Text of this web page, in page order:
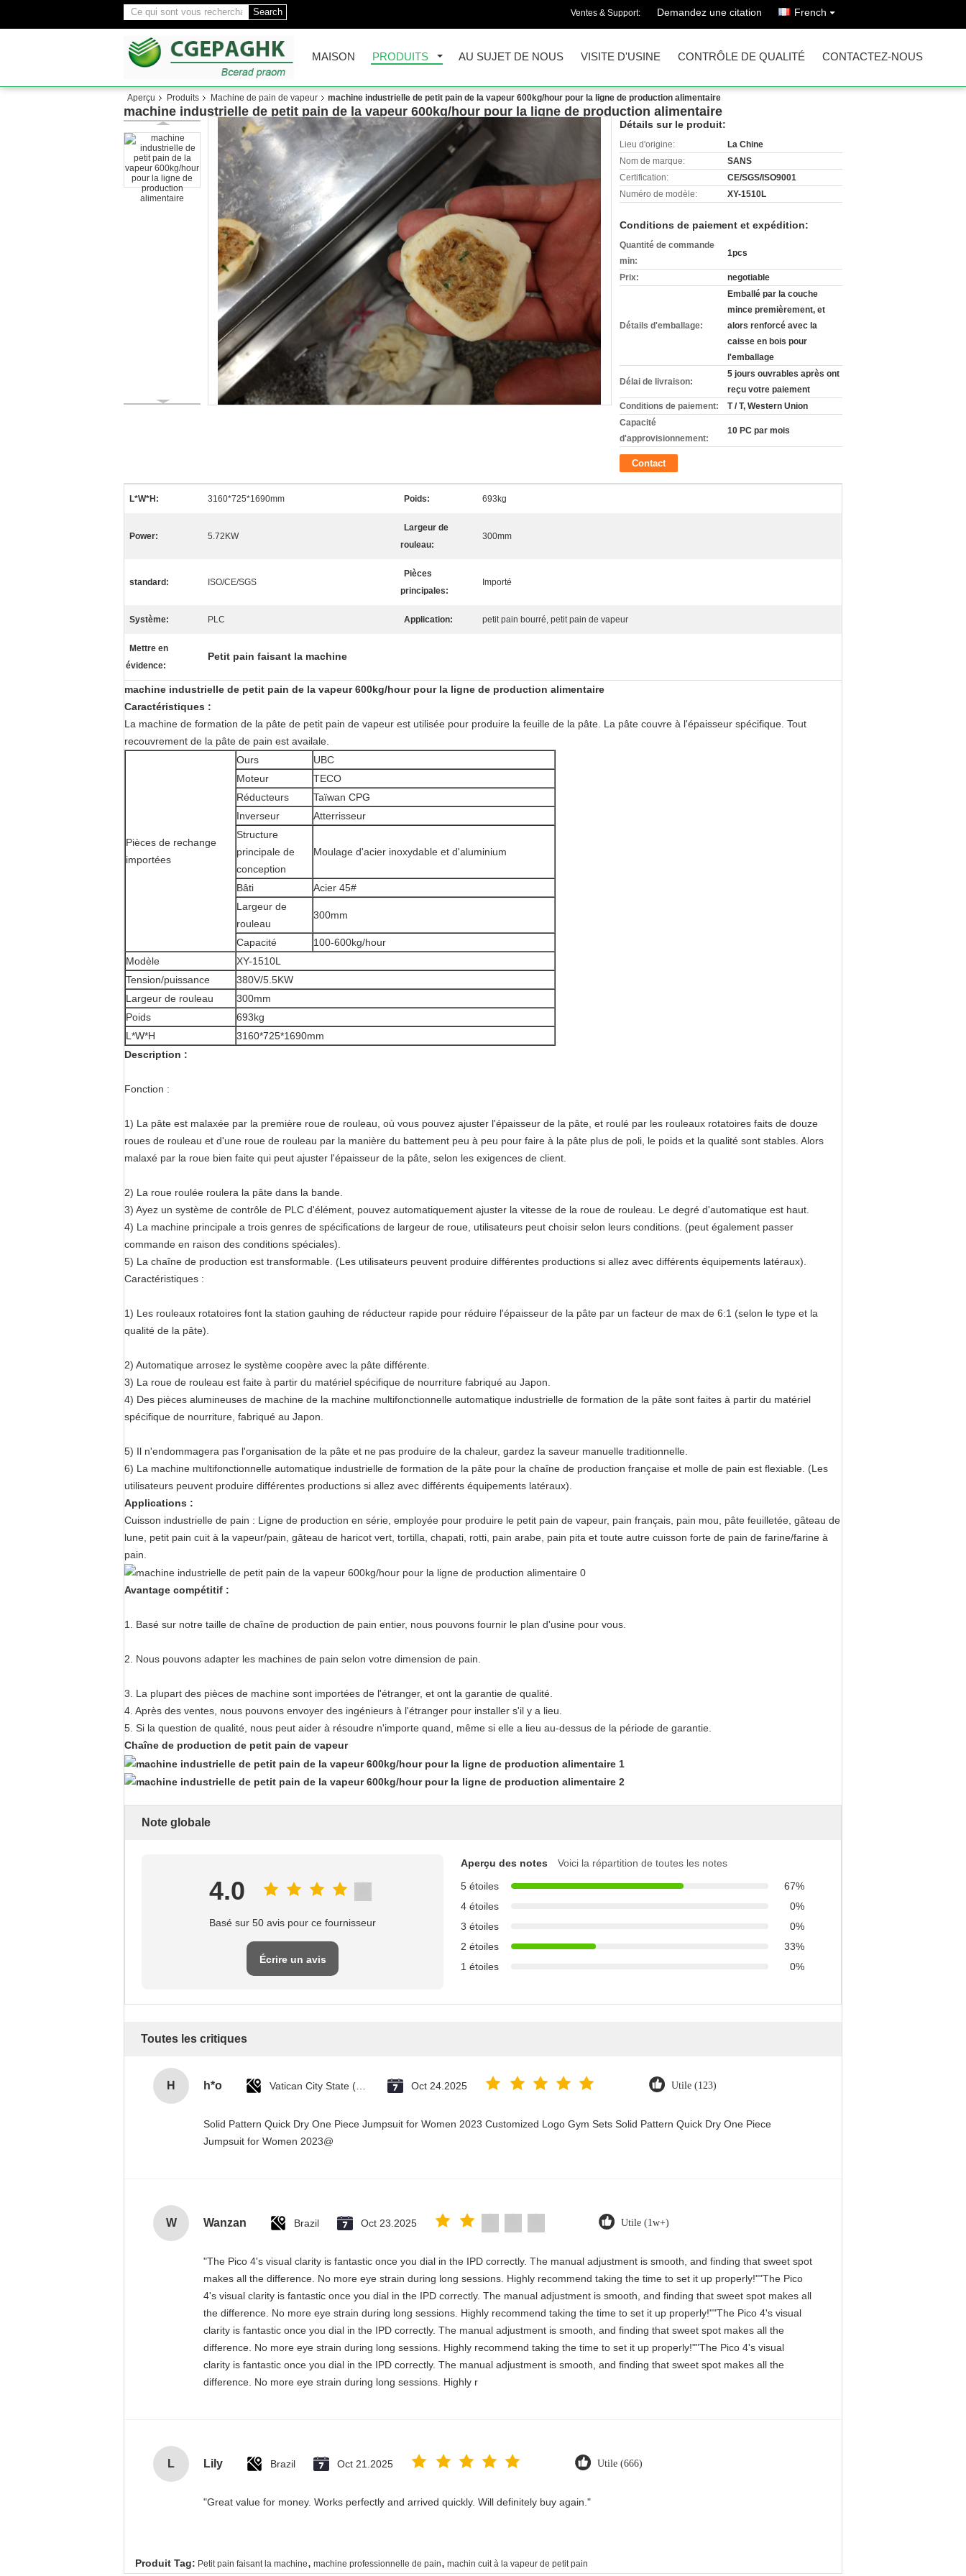
Search Ventes & Support: Demandez une citation French
MAISON PRODUITS AU SUJET DE NOUS VISITE D'USINE CONTRÔLE DE QUALITÉ CONTACTEZ-NOUS
Aperçu Produits Machine de pain de vapeur machine industrielle de petit pain de la vapeur 600kg/hour pour la ligne de production alimentaire
machine industrielle de petit pain de la vapeur 600kg/hour pour la ligne de production alimentaire
Détails sur le produit:
Lieu d'origine:
La Chine
Nom de marque:
SANS
Certification:
CE/SGS/ISO9001
Numéro de modèle:
XY-1510L
Conditions de paiement et expédition:
Quantité de commande
min:
1pcs
Prix: negotiable
Détails d'emballage:
Emballé par la couche
mince premièrement, et
alors renforcé avec la
caisse en bois pour
l'emballage
Délai de livraison:
5 jours ouvrables après ont
reçu votre paiement
Conditions de paiement:
T / T, Western Union
Capacité
d'approvisionnement:
10 PC par mois
Contact
L*W*H: 3160*725*1690mm Poids: 693kg
Power: 5.72KW
Largeur de
rouleau:
300mm
standard: ISO/CE/SGS
Pièces
principales:
Importé
Système: PLC Application: petit pain bourré, petit pain de vapeur
Mettre en
évidence:
Petit pain faisant la machine
machine industrielle de petit pain de la vapeur 600kg/hour pour la ligne de production alimentaire
Caractéristiques :
La machine de formation de la pâte de petit pain de vapeur est utilisée pour produire la feuille de la pâte. La pâte couvre à l'épaisseur spécifique. Tout
recouvrement de la pâte de pain est availale.
Pièces de rechange
importées
Ours
UBC
Moteur
TECO
Réducteurs
Taïwan CPG
Inverseur
Atterrisseur
Structure
principale de
conception
Moulage d'acier inoxydable et d'aluminium
Bâti
Acier 45#
Largeur de
rouleau
300mm
Capacité
100-600kg/hour
Modèle
XY-1510L
Tension/puissance
380V/5.5KW
Largeur de rouleau
300mm
Poids
693kg
L*W*H
3160*725*1690mm
Description :
Fonction :
1) La pâte est malaxée par la première roue de rouleau, où vous pouvez ajuster l'épaisseur de la pâte, et roulé par les rouleaux rotatoires faits de douze
roues de rouleau et d'une roue de rouleau par la manière du battement peu à peu pour faire à la pâte plus de poli, le poids et la qualité sont stables. Alors
malaxé par la roue bien faite qui peut ajuster l'épaisseur de la pâte, selon les exigences de client.
2) La roue roulée roulera la pâte dans la bande.
3) Ayez un système de contrôle de PLC d'élément, pouvez automatiquement ajuster la vitesse de la roue de rouleau. Le degré d'automatique est haut.
4) La machine principale a trois genres de spécifications de largeur de roue, utilisateurs peut choisir selon leurs conditions. (peut également passer
commande en raison des conditions spéciales).
5) La chaîne de production est transformable. (Les utilisateurs peuvent produire différentes productions si allez avec différents équipements latéraux).
Caractéristiques :
1) Les rouleaux rotatoires font la station gauhing de réducteur rapide pour réduire l'épaisseur de la pâte par un facteur de max de 6:1 (selon le type et la
qualité de la pâte).
2) Automatique arrosez le système coopère avec la pâte différente.
3) La roue de rouleau est faite à partir du matériel spécifique de nourriture fabriqué au Japon.
4) Des pièces alumineuses de machine de la machine multifonctionnelle automatique industrielle de formation de la pâte sont faites à partir du matériel
spécifique de nourriture, fabriqué au Japon.
5) Il n'endommagera pas l'organisation de la pâte et ne pas produire de la chaleur, gardez la saveur manuelle traditionnelle.
6) La machine multifonctionnelle automatique industrielle de formation de la pâte pour la chaîne de production française et molle de pain est flexiable. (Les
utilisateurs peuvent produire différentes productions si allez avec différents équipements latéraux).
Applications :
Cuisson industrielle de pain : Ligne de production en série, employée pour produire le petit pain de vapeur, pain français, pain mou, pâte feuilletée, gâteau de
lune, petit pain cuit à la vapeur/pain, gâteau de haricot vert, tortilla, chapati, rotti, pain arabe, pain pita et toute autre cuisson forte de pain de farine/farine à
pain.
Avantage compétitif :
1. Basé sur notre taille de chaîne de production de pain entier, nous pouvons fournir le plan d'usine pour vous.
2. Nous pouvons adapter les machines de pain selon votre dimension de pain.
3. La plupart des pièces de machine sont importées de l'étranger, et ont la garantie de qualité.
4. Après des ventes, nous pouvons envoyer des ingénieurs à l'étranger pour installer s'il y a lieu.
5. Si la question de qualité, nous peut aider à résoudre n'importe quand, même si elle a lieu au-dessus de la période de garantie.
Chaîne de production de petit pain de vapeur
Note globale
4.0
Basé sur 50 avis pour ce fournisseur
Écrire un avis
Aperçu des notes
Voici la répartition de toutes les notes
5 étoiles
67%
4 étoiles
0%
3 étoiles
0%
2 étoiles
33%
1 étoiles
0%
Toutes les critiques
H h*o Oct 24.2025 Utile (123)
Solid Pattern Quick Dry One Piece Jumpsuit for Women 2023 Customized Logo Gym Sets Solid Pattern Quick Dry One Piece
Jumpsuit for Women 2023@
W Wanzan Brazil Oct 23.2025 Utile (1w+)
"The Pico 4's visual clarity is fantastic once you dial in the IPD correctly. The manual adjustment is smooth, and finding that sweet spot
makes all the difference. No more eye strain during long sessions. Highly recommend taking the time to set it up properly!""The Pico
4's visual clarity is fantastic once you dial in the IPD correctly. The manual adjustment is smooth, and finding that sweet spot makes all
the difference. No more eye strain during long sessions. Highly recommend taking the time to set it up properly!""The Pico 4's visual
clarity is fantastic once you dial in the IPD correctly. The manual adjustment is smooth, and finding that sweet spot makes all the
difference. No more eye strain during long sessions. Highly recommend taking the time to set it up properly!""The Pico 4's visual
clarity is fantastic once you dial in the IPD correctly. The manual adjustment is smooth, and finding that sweet spot makes all the
difference. No more eye strain during long sessions. Highly r
L Lily Brazil Oct 21.2025 Utile (666)
"Great value for money. Works perfectly and arrived quickly. Will definitely buy again."
Produit Tag: Petit pain faisant la machine, machine professionnelle de pain, machin cuit à la vapeur de petit pain